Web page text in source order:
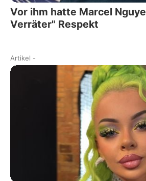
Vor ihm hatte Marcel
Verräter" Respekt
Artikel -